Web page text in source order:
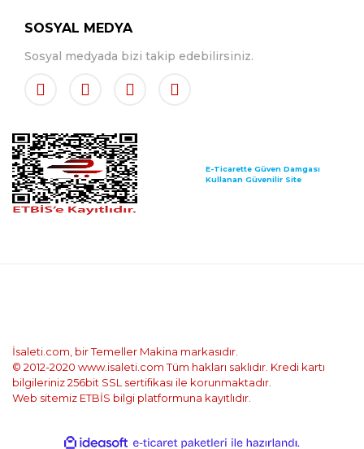
SOSYAL MEDYA
Sosyal medyada bizi takip edebilirsiniz.
E-Ticarette Güven Damgası
Kullanan Güvenilir Site
İsaleti.com, bir Temeller Makina markasıdır.
© 2012-2020 www.isaleti.com Tüm hakları saklıdır. Kredi kartı
bilgileriniz 256bit SSL sertifikası ile korunmaktadır.
Web sitemiz ETBİS bilgi platformuna kayıtlıdır.
ideasoft e-